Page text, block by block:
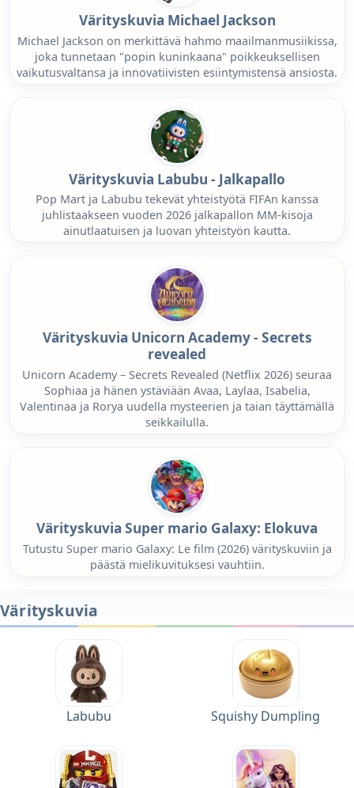
Värityskuvia Michael Jackson
Michael Jackson on merkittävä hahmo maailmanmusiikissa,
joka tunnetaan "popin kuninkaana" poikkeuksellisen
vaikutusvaltansa ja innovatiivisten esiintymistensä ansiosta.
Värityskuvia Labubu - Jalkapallo
Pop Mart ja Labubu tekevät yhteistyötä FIFAn kanssa
juhlistaakseen vuoden 2026 jalkapallon MM-kisoja
ainutlaatuisen ja luovan yhteistyön kautta.
Värityskuvia Unicorn Academy - Secrets
revealed
Unicorn Academy – Secrets Revealed (Netflix 2026) seuraa
Sophiaa ja hänen ystäviään Avaa, Laylaa, Isabelia,
Valentinaa ja Rorya uudella mysteerien ja taian täyttämällä
seikkailulla.
Värityskuvia Super mario Galaxy: Elokuva
Tutustu Super mario Galaxy: Le film (2026) värityskuviin ja
päästä mielikuvituksesi vauhtiin.
Värityskuvia
Labubu Squishy Dumpling